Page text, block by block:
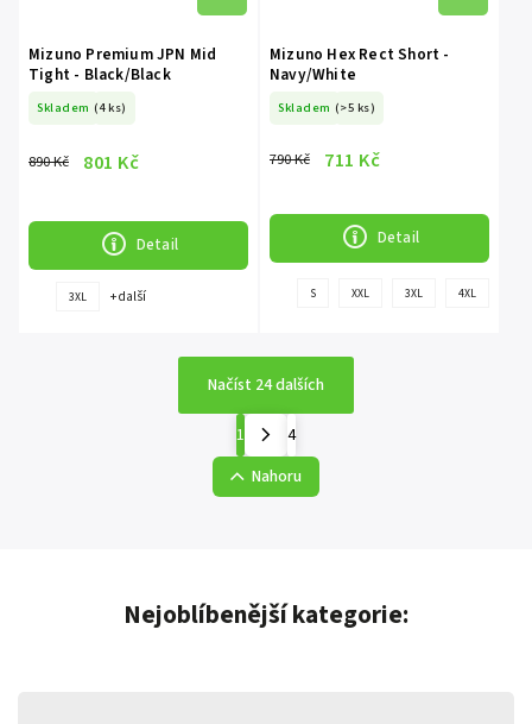
Mizuno Premium JPN Mid
Tight - Black/Black
Skladem (4 ks)
890 Kč 801 Kč
Detail
3XL + další
Mizuno Hex Rect Short -
Navy/White
Skladem (>5 ks)
790 Kč 711 Kč
Detail
S XXL 3XL 4XL
Načíst 24 dalších
1
4
Nahoru
Nejoblíbenější kategorie: